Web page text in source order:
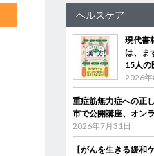
ヘルスケア
現代書
は、ま
15人の
2026年
重症筋無力症への正
市で公開講座、オン
2026年7月31日
【がんを生きる緩和